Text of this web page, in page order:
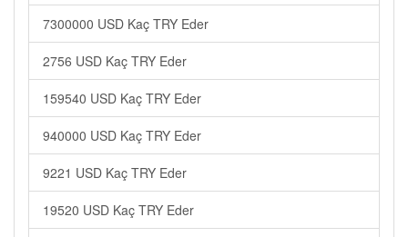
7300000 USD Kaç TRY Eder
2756 USD Kaç TRY Eder
159540 USD Kaç TRY Eder
940000 USD Kaç TRY Eder
9221 USD Kaç TRY Eder
19520 USD Kaç TRY Eder